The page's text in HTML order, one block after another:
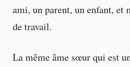
ami, un parent, un enfant, et
de travail.
La même âme sœur qui est